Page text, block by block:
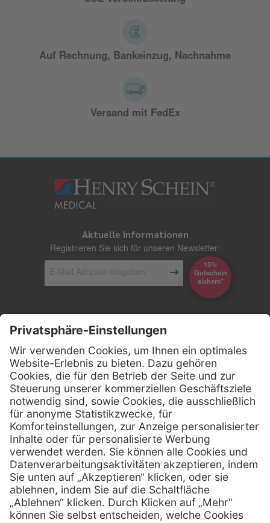
Auf Rechnung, Bankeinzug, Nachnahme
Versand mit FedEx
Aktuelle Informationen
Registrieren Sie sich für unseren Newsletter:
15%
Gutschein
*sichern
Kontakt
Firmensitz
Henry Schein Medical GmbH
Alt-Moabit 96 b
D-10559 Berlin
Telefon: 0800 - 888 777 6
Telefax: 0800 - 888 777 8
E-Mail: info @ henryschein-med.de
Services
Fernwartung
Hilfe
FAQs